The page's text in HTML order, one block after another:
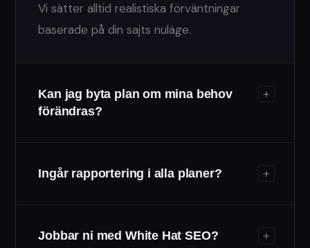
Vi sätter alltid realistiska förväntningar
baserade på din sajts nuläge.
Kan jag byta plan om mina behov
förändras?
+
Ingår rapportering i alla planer? +
Jobbar ni med White Hat SEO? +